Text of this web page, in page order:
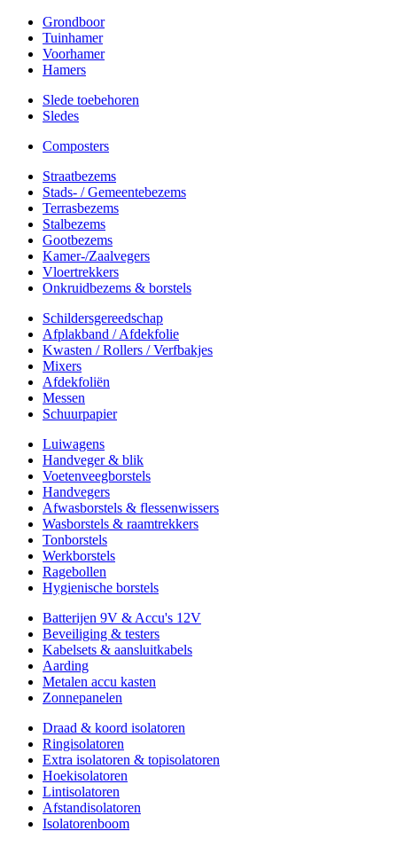
Grondboor
Tuinhamer
Voorhamer
Hamers
Slede toebehoren
Sledes
Composters
Straatbezems
Stads- / Gemeentebezems
Terrasbezems
Stalbezems
Gootbezems
Kamer-/Zaalvegers
Vloertrekkers
Onkruidbezems & borstels
Schildersgereedschap
Afplakband / Afdekfolie
Kwasten / Rollers / Verfbakjes
Mixers
Afdekfoliën
Messen
Schuurpapier
Luiwagens
Handveger & blik
Voetenveegborstels
Handvegers
Afwasborstels & flessenwissers
Wasborstels & raamtrekkers
Tonborstels
Werkborstels
Ragebollen
Hygienische borstels
Batterijen 9V & Accu's 12V
Beveiliging & testers
Kabelsets & aansluitkabels
Aarding
Metalen accu kasten
Zonnepanelen
Draad & koord isolatoren
Ringisolatoren
Extra isolatoren & topisolatoren
Hoekisolatoren
Lintisolatoren
Afstandisolatoren
Isolatorenboom